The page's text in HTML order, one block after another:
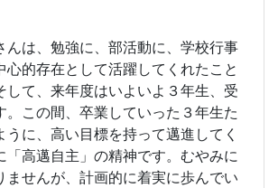
は、勉強に、部活動に、学校行事
心的存在として活躍してくれたこと
して、来年度はいよいよ３年生、受
。この間、卒業していった３年生た
うに、高い目標を持って邁進してく
「高邁自主」の精神です。むやみに
ませんが、計画的に着実に歩んでい